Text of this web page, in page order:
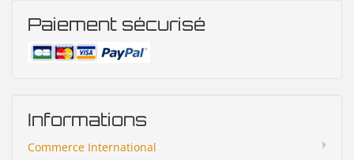
Paiement sécurisé
Informations
Commerce International